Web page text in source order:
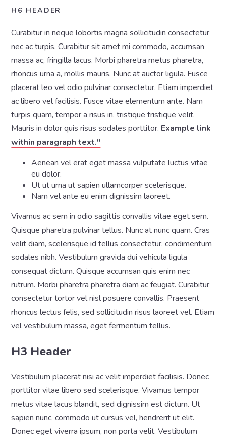
H6 HEADER
Curabitur in neque lobortis magna sollicitudin consectetur
nec ac turpis. Curabitur sit amet mi commodo, accumsan
massa ac, fringilla lacus. Morbi pharetra metus pharetra,
rhoncus urna a, mollis mauris. Nunc at auctor ligula. Fusce
placerat leo vel odio pulvinar consectetur. Etiam imperdiet
ac libero vel facilisis. Fusce vitae elementum ante. Nam
turpis quam, tempor a risus in, tristique tristique velit.
Mauris in dolor quis risus sodales porttitor. Example link
within paragraph text."
Aenean vel erat eget massa vulputate luctus vitae
eu dolor.
Ut ut urna ut sapien ullamcorper scelerisque.
Nam vel ante eu enim dignissim laoreet.
Vivamus ac sem in odio sagittis convallis vitae eget sem.
Quisque pharetra pulvinar tellus. Nunc at nunc quam. Cras
velit diam, scelerisque id tellus consectetur, condimentum
sodales nibh. Vestibulum gravida dui vehicula ligula
consequat dictum. Quisque accumsan quis enim nec
rutrum. Morbi pharetra pharetra diam ac feugiat. Curabitur
consectetur tortor vel nisl posuere convallis. Praesent
rhoncus lectus felis, sed sollicitudin risus laoreet vel. Etiam
vel vestibulum massa, eget fermentum tellus.
H3 Header
Vestibulum placerat nisi ac velit imperdiet facilisis. Donec
porttitor vitae libero sed scelerisque. Vivamus tempor
metus vitae lacus blandit, sed dignissim est dictum. Ut
sapien nunc, commodo ut cursus vel, hendrerit ut elit.
Donec eget viverra ipsum, non porta velit. Vestibulum